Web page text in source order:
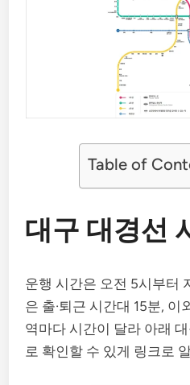
Table of
대구 대경선
운행 시간은 오전 5시부터
은 출·퇴근 시간대 15분,
역마다 시간이 달라 아래
로 확인할 수 있게 링크로